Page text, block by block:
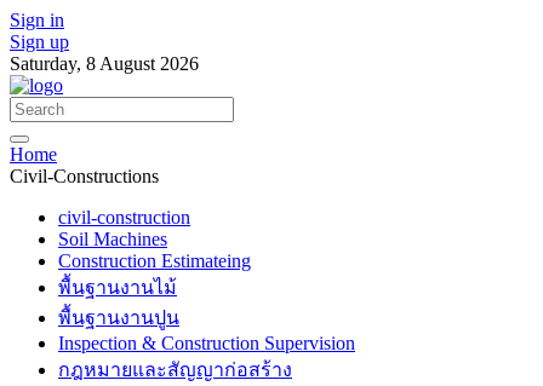
Sign in
Sign up
Saturday, 8 August 2026
Home
Civil-Constructions
civil-construction
Soil Machines
Construction Estimateing
พื้นฐานงานไม้
พื้นฐานงานปูน
Inspection & Construction Supervision
กฎหมายและสัญญาก่อสร้าง